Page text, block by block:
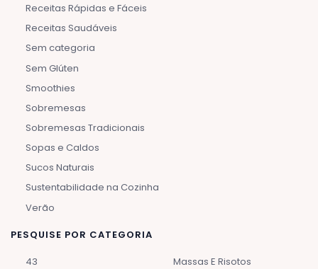
Receitas Rápidas e Fáceis
Receitas Saudáveis
Sem categoria
Sem Glúten
Smoothies
Sobremesas
Sobremesas Tradicionais
Sopas e Caldos
Sucos Naturais
Sustentabilidade na Cozinha
Verão
PESQUISE POR CATEGORIA
43
Massas E Risotos